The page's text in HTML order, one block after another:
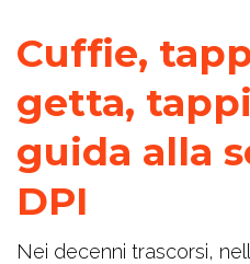
Cuffie,
getta,
guida alla
DPI
Nei decenni trascorsi,